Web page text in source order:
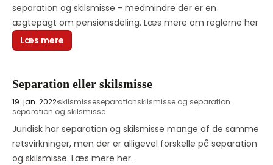
separation og skilsmisse - medmindre der er en
ægtepagt om pensionsdeling. Læs mere om reglerne her
Læs mere
Separation eller skilsmisse
19. jan. 2022skilsmisseseparationskilsmisse og separation
separation og skilsmisse
Juridisk har separation og skilsmisse mange af de samme
retsvirkninger, men der er alligevel forskelle på separation
og skilsmisse. Læs mere her.